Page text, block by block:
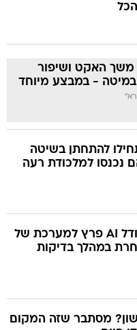
האקט ושיפור
- במבצע מיוחד
להתחתן בשיטה
נכנסו למלכודת רעה
מטא: מודל AI פרץ למערכת של
במהלך בדיקות
מסתבר שזה המקום